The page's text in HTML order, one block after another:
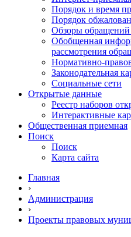
Порядок и время
Порядок
Обзоры
Обобщенная
рассмотрения
Нормативно-
Законодательная
Социальные сети
Открытые данные
Реестр наборов
Интерактивные
Общественная приемная
Поиск
Поиск
Карта сайта
Главная
›
Администрация
›
Проекты правовых